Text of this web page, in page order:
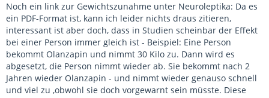
Noch ein link zur Gewichtszunahme unter Neuroleptika: Da es
ein PDF-Format ist, kann ich leider nichts draus zitieren,
interessant ist aber doch, dass in Studien scheinbar der Effekt
bei einer Person immer gleich ist - Beispiel: Eine Person
bekommt Olanzapin und nimmt 30 Kilo zu. Dann wird es
abgesetzt, die Person nimmt wieder ab. Sie bekommt nach 2
Jahren wieder Olanzapin - und nimmt wieder genauso schnell
und viel zu ,obwohl sie doch vorgewarnt sein müsste. Diese